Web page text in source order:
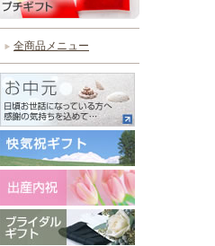
全商品メニュー